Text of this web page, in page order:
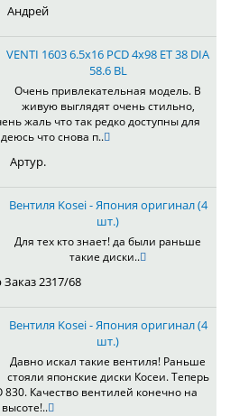
Андрей
VENTI 1603 6.5x16 PCD 4x98 ET 38 DIA
58.6 BL
Очень привлекательная модель. В
живую выглядят очень стильно,
жаль что так редко доступны для
что снова п..
Артур.
Вентиля Kosei - Япония оригинал (4
шт.)
Для тех кто знает! да были раньше
такие диски..
Заказ 2317/68
Вентиля Kosei - Япония оригинал (4
шт.)
Давно искал такие вентиля! Раньше
стояли японские диски Косеи. Теперь
830. Качество вентилей конечно на
высоте!..